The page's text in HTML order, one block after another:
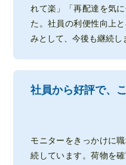
れて楽」「再配達を気
た。社員の利便性向上
みとして、今後も継続し
社員から好評で、
モニターをきっかけに
続しています。荷物を